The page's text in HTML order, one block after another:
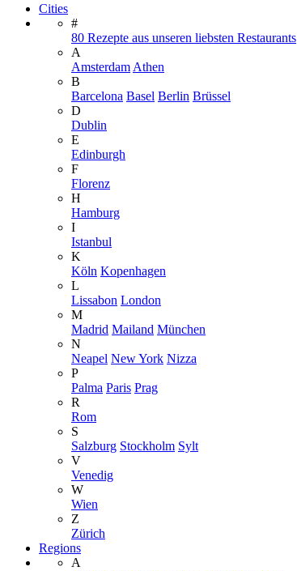
Cities
#
80 Rezepte aus unseren liebsten Restaurants
A
Amsterdam Athen
B
Barcelona Basel Berlin Brüssel
D
Dublin
E
Edinburgh
F
Florenz
H
Hamburg
I
Istanbul
K
Köln Kopenhagen
L
Lissabon London
M
Madrid Mailand München
N
Neapel New York Nizza
P
Palma Paris Prag
R
Rom
S
Salzburg Stockholm Sylt
V
Venedig
W
Wien
Z
Zürich
Regions
A